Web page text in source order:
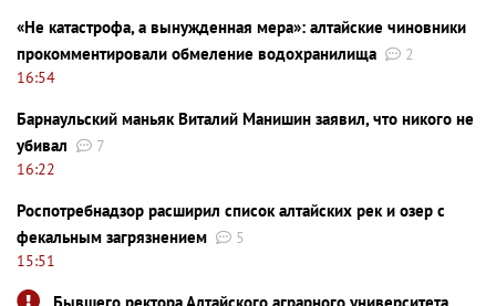
«Не катастрофа, а вынужденная мера»: алтайские чиновники
прокомментировали обмеление водохранилища
2
16:54
Барнаульский маньяк Виталий Манишин заявил, что никого не
убивал
7
16:22
Роспотребнадзор расширил список алтайских рек и озер с
фекальным загрязнением
5
15:51
Бывшего ректора Алтайского аграрного университета